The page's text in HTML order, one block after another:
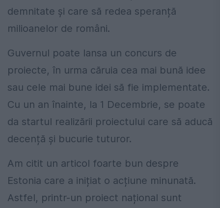
demnitate și care să redea speranță
milioanelor de români.
Guvernul poate lansa un concurs de
proiecte, în urma căruia cea mai bună idee
sau cele mai bune idei să fie implementate.
Cu un an înainte, la 1 Decembrie, se poate
da startul realizării proiectului care să aducă
decență și bucurie tuturor.
Am citit un articol foarte bun despre
Estonia care a inițiat o acțiune minunată.
Astfel, printr-un proiect național sunt